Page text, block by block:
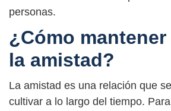
personas.
¿Cómo
la amistad?
La amistad es una relación que
cultivar a lo largo del tiempo.